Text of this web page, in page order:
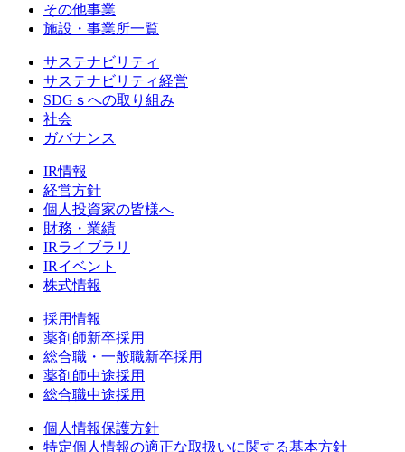
その他事業
施設・事業所一覧
サステナビリティ
サステナビリティ経営
SDGｓへの取り組み
社会
ガバナンス
IR情報
経営方針
個人投資家の皆様へ
財務・業績
IRライブラリ
IRイベント
株式情報
採用情報
薬剤師新卒採用
総合職・一般職新卒採用
薬剤師中途採用
総合職中途採用
個人情報保護方針
特定個人情報の適正な取扱いに関する基本方針